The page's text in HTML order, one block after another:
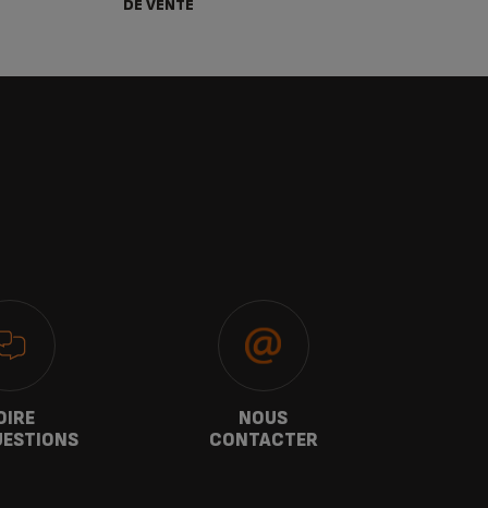
DE VENTE
NOUS
CONTACTER